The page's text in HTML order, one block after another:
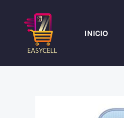
contenido
INICIO